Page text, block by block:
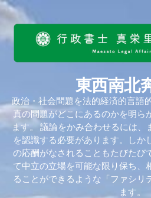
東西南北
政治・社会問題を法的経済的言語
真の問題がどこにあるのかを明ら
ます。 議論をかみ合わせるには
を認識する必要があります。しか
の応酬がなされることもたびたび
て中立の立場を可能な限り保ち、
ることができるような「ファシリ
ます。